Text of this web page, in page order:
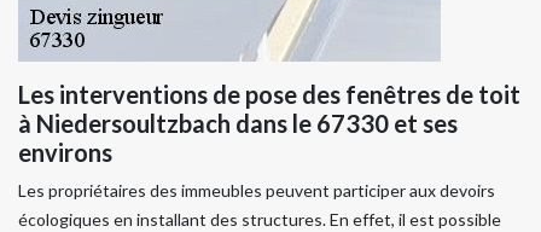
Les interventions de pose des fenêtres de toit
à Niedersoultzbach dans le 67330 et ses
environs
Les propriétaires des immeubles peuvent participer aux devoirs
écologiques en installant des structures. En effet, il est possible